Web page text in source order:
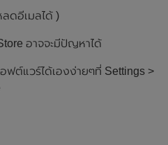
ลดอีเมลได้ )
อาจจะมีปัญหาได้
อฟต์แวร์ได้เองง่ายๆที่ Settings >